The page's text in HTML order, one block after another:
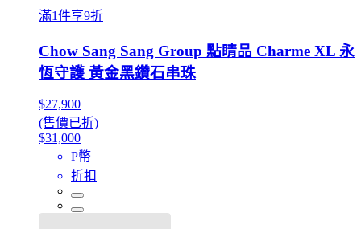
滿1件享9折
Chow Sang Sang Group 點睛品 Charme XL 永
恆守護 黃金黑鑽石串珠
$27,900
(售價已折)
$31,000
P幣
折扣